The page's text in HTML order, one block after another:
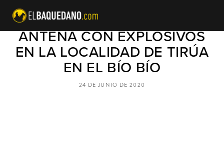
TERRORISTAS DERRIBAN
ANTENA CON EXPLOSIVOS
EN LA LOCALIDAD DE TIRÚA
EN EL BÍO BÍO
24 DE JUNIO DE 2020